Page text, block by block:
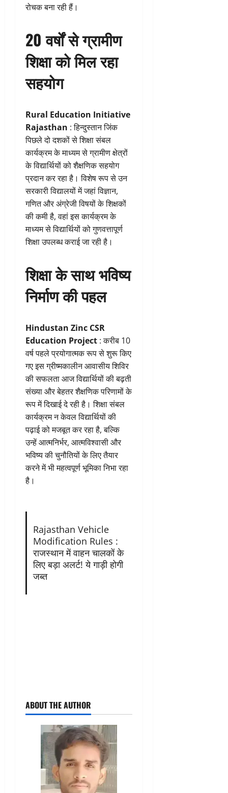
रोचक बना रही हैं।
20 वर्षों से ग्रामीण
शिक्षा को मिल रहा
सहयोग
Rural Education Initiative
Rajasthan : हिन्दुस्तान जिंक
पिछले दो दशकों से शिक्षा संबल
कार्यक्रम के माध्यम से ग्रामीण क्षेत्रों
के विद्यार्थियों को शैक्षणिक सहयोग
प्रदान कर रहा है। विशेष रूप से उन
सरकारी विद्यालयों में जहां विज्ञान,
गणित और अंग्रेजी विषयों के शिक्षकों
की कमी है, वहां इस कार्यक्रम के
माध्यम से विद्यार्थियों को गुणवत्तापूर्ण
शिक्षा उपलब्ध कराई जा रही है।
शिक्षा के साथ भविष्य
निर्माण की पहल
Hindustan Zinc CSR
Education Project : करीब 10
वर्ष पहले प्रयोगात्मक रूप से शुरू किए
गए इस ग्रीष्मकालीन आवासीय शिविर
की सफलता आज विद्यार्थियों की बढ़ती
संख्या और बेहतर शैक्षणिक परिणामों के
रूप में दिखाई दे रही है। शिक्षा संबल
कार्यक्रम न केवल विद्यार्थियों की
पढ़ाई को मजबूत कर रहा है, बल्कि
उन्हें आत्मनिर्भर, आत्मविश्वासी और
भविष्य की चुनौतियों के लिए तैयार
करने में भी महत्वपूर्ण भूमिका निभा रहा
है।
Rajasthan Vehicle
Modification Rules :
राजस्थान में वाहन चालकों के
लिए बड़ा अलर्ट! ये गाड़ी होगी
जब्त
ABOUT THE AUTHOR